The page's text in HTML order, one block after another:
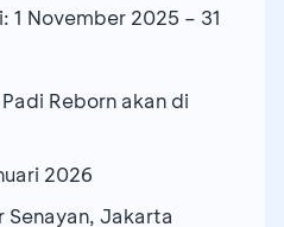
1 November 2025 – 31
Reborn akan di
2026
Senayan, Jakarta